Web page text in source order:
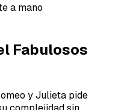
a mano
Fabulosos
y Julieta pide